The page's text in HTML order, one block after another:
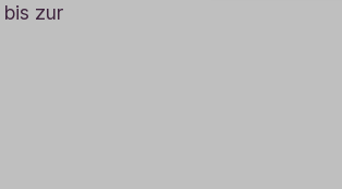
zur